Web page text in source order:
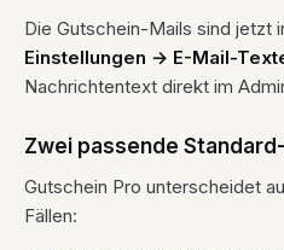
Die Gutschein-Mails sind jetzt
Einstellungen → E-Mail-
Nachrichtentext direkt im
Zwei passende
Gutschein Pro unterscheidet
Fällen: